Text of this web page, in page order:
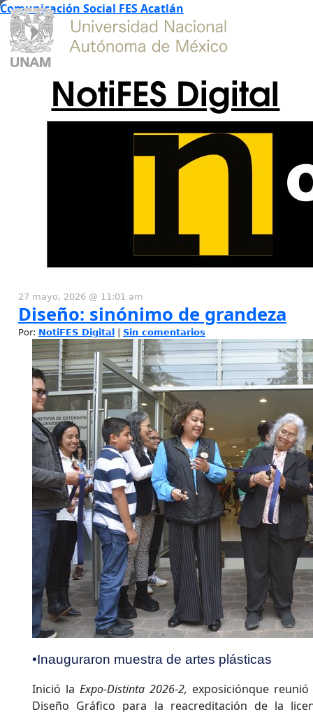
Comunicación Social FES Acatlán
NotiFES Digital
27 mayo, 2026 @ 11:01 am
Diseño: sinónimo de grandeza
Por: NotiFES Digital Sin comentarios
•Inauguraron muestra de artes plásticas
Inició laExpo-Distinta 2026-2, exposiciónque
Diseño Gráfico para la reacreditación de la